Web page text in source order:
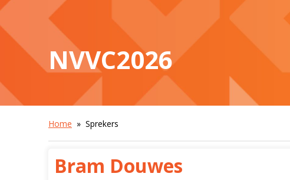
NVVC2026
Home » Sprekers
Bram Douwes